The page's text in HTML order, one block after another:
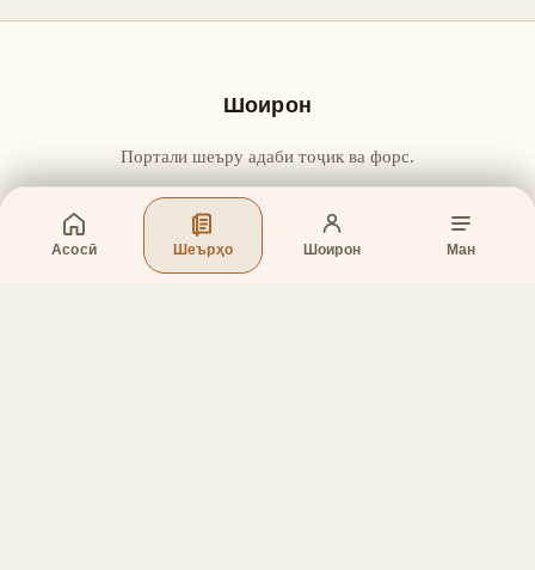
Асосӣ Шеърҳо Шоирон Ман
Шоирон
Портали шеъру адаби тоҷик ва форс.